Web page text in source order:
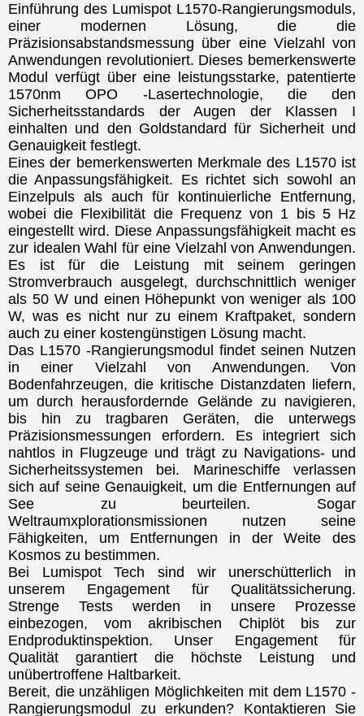
Einführung des Lumispot L1570-Rangierungsmoduls,
einer modernen Lösung, die die
Präzisionsabstandsmessung über eine Vielzahl von
Anwendungen revolutioniert. Dieses bemerkenswerte
Modul verfügt über eine leistungsstarke, patentierte
1570nm OPO -Lasertechnologie, die den
Sicherheitsstandards der Augen der Klassen I
einhalten und den Goldstandard für Sicherheit und
Genauigkeit festlegt.
Eines der bemerkenswerten Merkmale des L1570 ist
die Anpassungsfähigkeit. Es richtet sich sowohl an
Einzelpuls als auch für kontinuierliche Entfernung,
wobei die Flexibilität die Frequenz von 1 bis 5 Hz
eingestellt wird. Diese Anpassungsfähigkeit macht es
zur idealen Wahl für eine Vielzahl von Anwendungen.
Es ist für die Leistung mit seinem geringen
Stromverbrauch ausgelegt, durchschnittlich weniger
als 50 W und einen Höhepunkt von weniger als 100
W, was es nicht nur zu einem Kraftpaket, sondern
auch zu einer kostengünstigen Lösung macht.
Das L1570 -Rangierungsmodul findet seinen Nutzen
in einer Vielzahl von Anwendungen. Von
Bodenfahrzeugen, die kritische Distanzdaten liefern,
um durch herausfordernde Gelände zu navigieren,
bis hin zu tragbaren Geräten, die unterwegs
Präzisionsmessungen erfordern. Es integriert sich
nahtlos in Flugzeuge und trägt zu Navigations- und
Sicherheitssystemen bei. Marineschiffe verlassen
sich auf seine Genauigkeit, um die Entfernungen auf
See zu beurteilen. Sogar
Weltraumxplorationsmissionen nutzen seine
Fähigkeiten, um Entfernungen in der Weite des
Kosmos zu bestimmen.
Bei Lumispot Tech sind wir unerschütterlich in
unserem Engagement für Qualitätssicherung.
Strenge Tests werden in unsere Prozesse
einbezogen, vom akribischen Chiplöt bis zur
Endproduktinspektion. Unser Engagement für
Qualität garantiert die höchste Leistung und
unübertroffene Haltbarkeit.
Bereit, die unzähligen Möglichkeiten mit dem L1570 -
Rangierungsmodul zu erkunden? Kontaktieren Sie